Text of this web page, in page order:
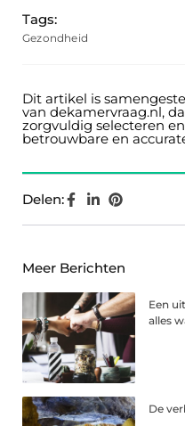
Tags:
Gezondheid
Dit artikel is
van dekamervraag.nl,
zorgvuldig selecteren
betrouwbare en
Delen:
Meer Berichten
Een
alles
De